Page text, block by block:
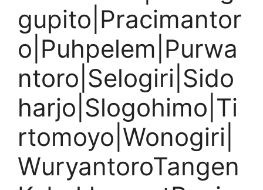
gupito|Pracimantor
o|Puhpelem|Purwa
ntoro|Selogiri|Sido
harjo|Slogohimo|Ti
rtomoyo|Wonogiri|
WuryantoroTangen